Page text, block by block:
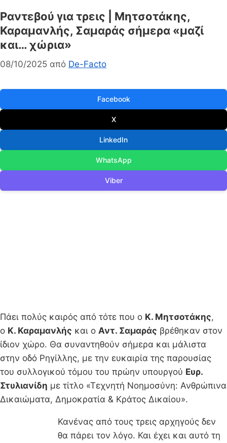
Ραντεβού για τρεις | Μητσοτάκης,
Καραμανλής, Σαμαράς σήμερα «μαζί
και… χώρια»
08/10/2025 από De-Facto
Facebook
X
LinkedIn
WhatsApp
Viber
Πάει πολύς καιρός από τότε που ο Κ. Μητσοτάκης,
ο Κ. Καραμανλής και ο Αντ. Σαμαράς βρέθηκαν στον
ίδιον χώρο. Θα συναντηθούν σήμερα και μάλιστα
στην οδό Ρηγίλλης, με την ευκαιρία της παρουσίας
του συλλογικού τόμου του πρώην υπουργού Ευρ.
Στυλιανίδη με τίτλο «Τεχνητή Νοημοσύνη: Ανθρώπινα
Δικαιώματα, Δημοκρατία & Κράτος Δικαίου».
Κανένας από τους τρεις αρχηγούς δεν
θα πάρει τον λόγο. Και έχει και αυτό τη